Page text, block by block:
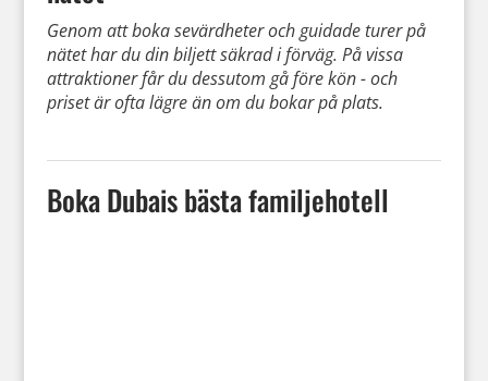
Genom att boka sevärdheter och guidade turer på
nätet har du din biljett säkrad i förväg. På vissa
attraktioner får du dessutom gå före kön - och
priset är ofta lägre än om du bokar på plats.
Boka Dubais bästa familjehotell